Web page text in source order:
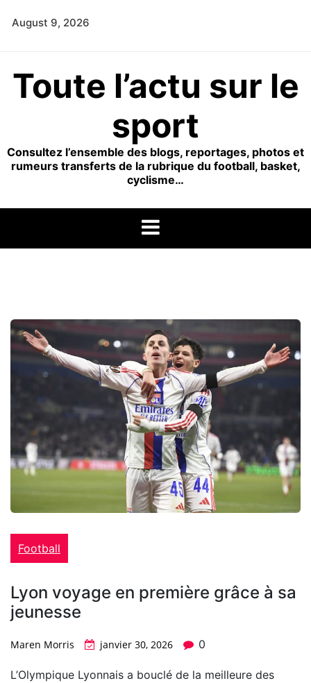
August 9, 2026
Toute l’actu sur le
sport
Consultez l’ensemble des blogs, reportages, photos et
rumeurs transferts de la rubrique du football, basket,
cyclisme…
Football
Lyon voyage en première grâce à sa
jeunesse
Maren Morris janvier 30, 2026 0
L’Olympique Lyonnais a bouclé de la meilleure des